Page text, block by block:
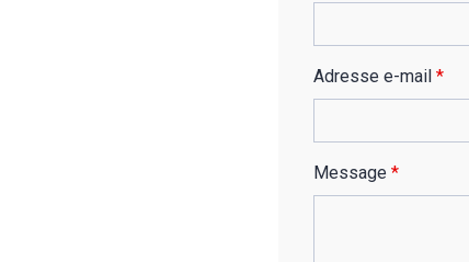
Adresse e-mail *
Message *